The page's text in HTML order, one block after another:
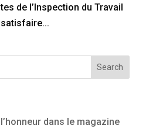
de l’Inspection du Travail
Search
l’honneur dans le magazine